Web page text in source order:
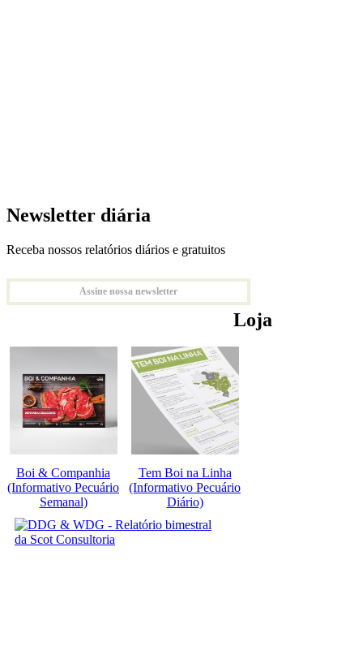
Newsletter diária
Receba nossos relatórios diários e gratuitos
Assine nossa newsletter
Loja
Boi & Companhia
(Informativo Pecuário
Semanal)
Tem Boi na Linha
(Informativo Pecuário
Diário)